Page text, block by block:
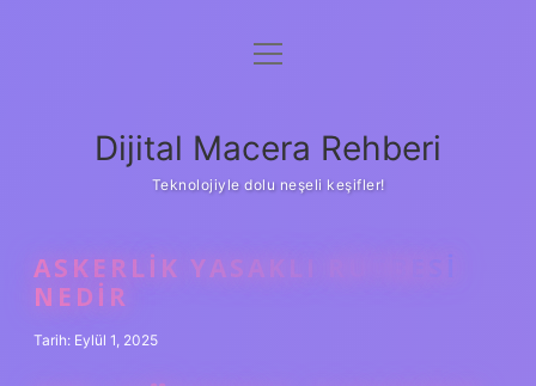
Anasayfa
Yasal Uyarı
menüyü
Dijital Macera Rehberi
Teknolojiyle dolu neşeli keşifler!
ASKERLIK YASAKLI RÜTBESI
NEDIR
Tarih: Eylül 1, 2025